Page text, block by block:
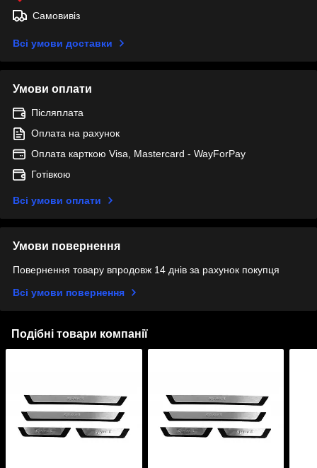
Самовивіз
Всі умови доставки
Умови оплати
Післяплата
Оплата на рахунок
Оплата карткою Visa, Mastercard - WayForPay
Готівкою
Всі умови оплати
Умови повернення
Повернення товару впродовж 14 днів за рахунок покупця
Всі умови повернення
Подібні товари компанії